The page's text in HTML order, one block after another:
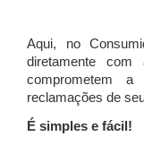
Aqui, no
diretamente
comprometem
reclamações de
É simples e fácil!